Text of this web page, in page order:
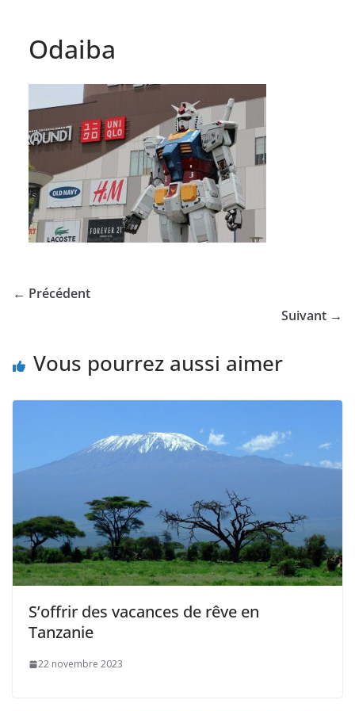
Odaiba
← Précédent
Suivant →
Vous pourrez aussi aimer
S’offrir des vacances de rêve en
Tanzanie
22 novembre 2023